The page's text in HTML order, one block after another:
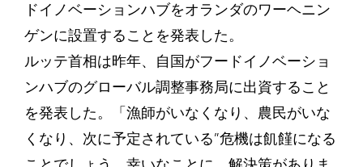
ドイノベーションハブをオランダのワーヘニン
ゲンに設置することを発表した。
ルッテ首相は昨年、自国がフードイノベーショ
ンハブのグローバル調整事務局に出資すること
を発表した。「漁師がいなくなり、農民がいな
くなり、次に予定されている”危機は飢饉になる